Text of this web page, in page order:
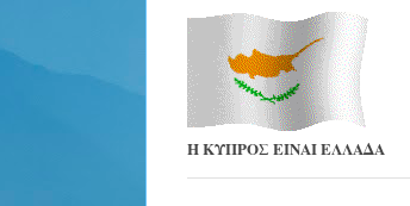
Η ΚΥΠΡΟΣ ΕΙΝΑΙ ΕΛΛΑΔΑ